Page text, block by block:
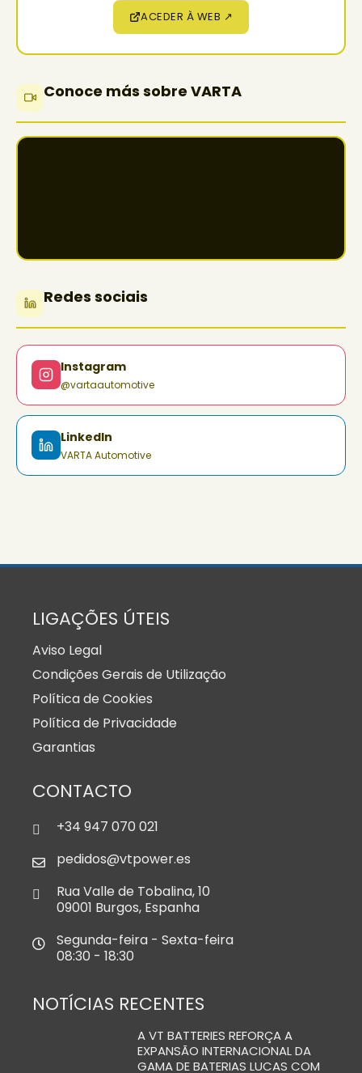
ACEDER À WEB ↗
Conoce más sobre VARTA
Redes sociais
Instagram
@vartaautomotive
LinkedIn
VARTA Automotive
LIGAÇÕES ÚTEIS
Aviso Legal
Condições Gerais de Utilização
Política de Cookies
Política de Privacidade
Garantias
CONTACTO
+34 947 070 021
pedidos@vtpower.es
Rua Valle de Tobalina, 10
09001 Burgos, Espanha
Segunda-feira - Sexta-feira
08:30 - 18:30
NOTÍCIAS RECENTES
A VT BATTERIES REFORÇA A
EXPANSÃO INTERNACIONAL DA
GAMA DE BATERIAS LUCAS COM